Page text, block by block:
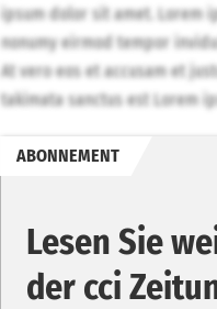
ipsum dolor sit amet. Lorem
nonumy eirmod tempor
At vero eos et accusam et
takimata sanctus est Lorem
ABONNEMENT
Lesen Sie
der cci